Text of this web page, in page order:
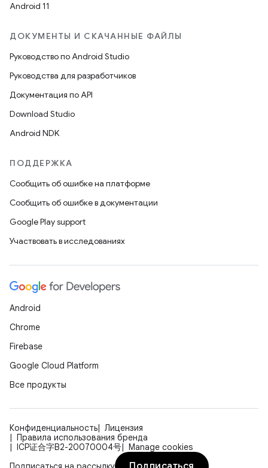
Android 11
ДОКУМЕНТЫ И СКАЧАННЫЕ ФАЙЛЫ
Руководство по Android Studio
Руководства для разработчиков
Документация по API
Download Studio
Android NDK
ПОДДЕРЖКА
Сообщить об ошибке на платформе
Сообщить об ошибке в документации
Google Play support
Участвовать в исследованиях
Android
Chrome
Firebase
Google Cloud Platform
Все продукты
Конфиденциальность
Лицензия
Правила использования бренда
ICP证合字B2-20070004号
Manage cookies